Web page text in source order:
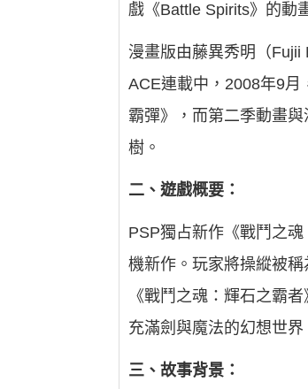
戲《Battle Spirits》的動
漫畫版由藤異秀明（
ACE連載中，2008年9
霸彈》，而第二季動畫
樹。
二、遊戲概要：
PSP獨占新作《戰鬥之
機新作。玩家將操縱被
《戰鬥之魂：輝石之霸
充滿劍與魔法的幻想世界
三、故事背景：